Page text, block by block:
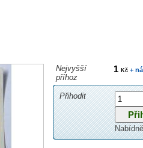
Nejvyšší
příhoz
1 Kč+
Přihodit